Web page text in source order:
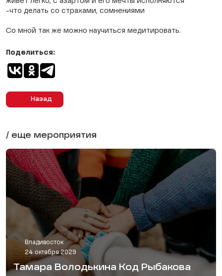
-что делать со страхами, сомнениями
Со мной так же можно научиться медитировать.
Назад
Поделиться:
/ еще мероприятия
Владивосток
24 октября 2029
Тамара Володькина Код Рыбакова